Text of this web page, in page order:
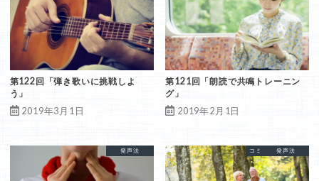
第122回「弾き歌いに挑戦しよ
う」
2019年3月1日
第121回「朗読で共鳴トレーニン
グ」
2019年2月1日
喉声
対処法
発声法 コミュニケーション
嗄声
発声法